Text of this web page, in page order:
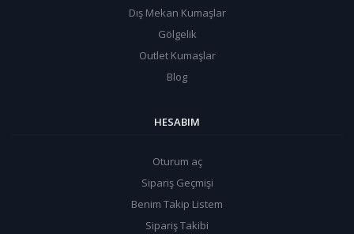
Dış Mekan Kumaşlar
Gölgelik
Outlet Kumaşlar
Blog
HESABIM
Oturum aç
Sipariş Geçmişi
Benim Takip Listem
Sipariş Takibi